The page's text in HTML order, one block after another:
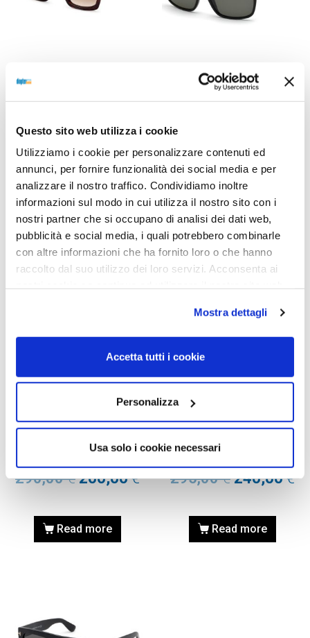
Questo sito web utilizza i cookie
Utilizziamo i cookie per personalizzare contenuti ed
annunci, per fornire funzionalità dei social media e per
analizzare il nostro traffico. Condividiamo inoltre
informazioni sul modo in cui utilizza il nostro sito con i
nostri partner che si occupano di analisi dei dati web,
pubblicità e social media, i quali potrebbero combinarle
con altre informazioni che ha fornito loro o che hanno
raccolto dal suo utilizzo dei loro servizi. Acconsenta ai
Mostra dettagli
Accetta tutti i cookie
Personalizza
Usa solo i cookie necessari
FORD FT0711 FAUSTO –
295,00
Select options
OCCHIALI DA SOLE
OCCHIALE DA SOLE TOM
FORD FT0337 HUGH Colore:
Read more
OCCHIALI DA SOLE
FORD FT0711 FAUSTO –
Colore: 25E – avorio /
marrone
290,00€ 200,00€
Read more
FORD FT0711 FAUSTO –
Colore: 56E – 56E – Avana
Bionda / marrone
295,00€ 240,00€
Read more